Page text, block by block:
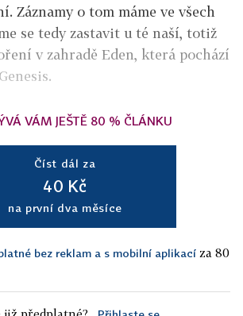
Záznamy o tom máme ve všech
se tedy zastavit u té naší, totiž
v zahradě Eden, která pochází
VÁM JEŠTĚ 80 % ČLÁNKU
Číst dál za
40 Kč
na první dva měsíce
bez reklam a s mobilní aplikací za 80